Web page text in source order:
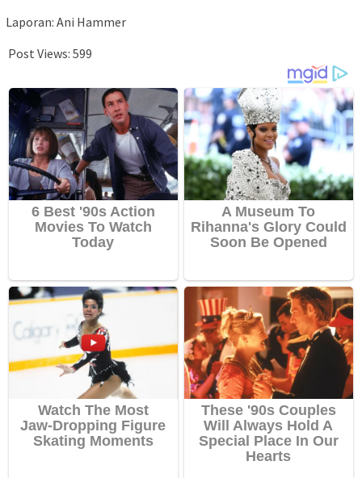
Laporan: Ani Hammer
Post Views: 599